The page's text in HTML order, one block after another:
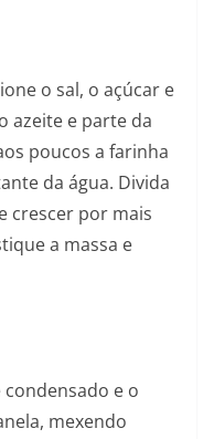
o sal, o açúcar e
azeite e parte da
poucos a farinha
da água. Divida
crescer por mais
a massa e
e o
mexendo